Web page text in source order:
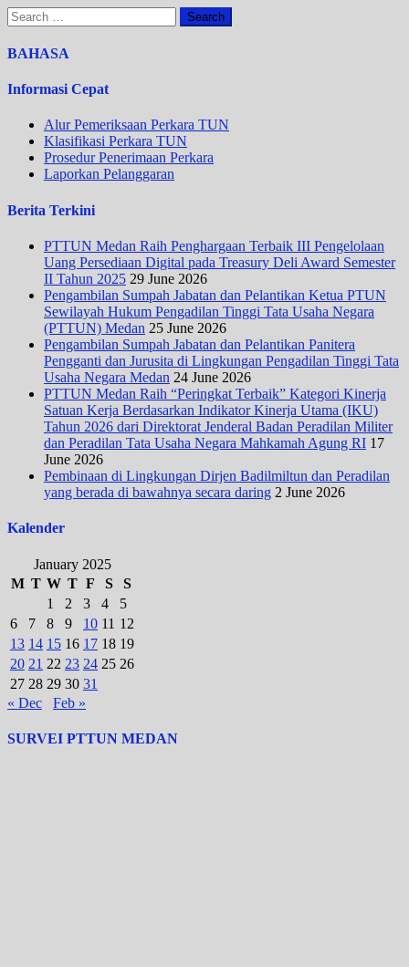
Search
for:
BAHASA
Informasi Cepat
Alur Pemeriksaan Perkara TUN
Klasifikasi Perkara TUN
Prosedur Penerimaan Perkara
Laporkan Pelanggaran
Berita Terkini
PTTUN Medan Raih Penghargaan Terbaik III Pengelolaan
Uang Persediaan Digital pada Treasury Deli Award Semester
II Tahun 2025 29 June 2026
Pengambilan Sumpah Jabatan dan Pelantikan Ketua PTUN
Sewilayah Hukum Pengadilan Tinggi Tata Usaha Negara
(PTTUN) Medan 25 June 2026
Pengambilan Sumpah Jabatan dan Pelantikan Panitera
Pengganti dan Jurusita di Lingkungan Pengadilan Tinggi Tata
Usaha Negara Medan 24 June 2026
PTTUN Medan Raih “Peringkat Terbaik” Kategori Kinerja
Satuan Kerja Berdasarkan Indikator Kinerja Utama (IKU)
Tahun 2026 dari Direktorat Jenderal Badan Peradilan Militer
dan Peradilan Tata Usaha Negara Mahkamah Agung RI 17
June 2026
Pembinaan di Lingkungan Dirjen Badilmiltun dan Peradilan
yang berada di bawahnya secara daring 2 June 2026
Kalender
January 2025
M T W T F S
S
1
2 3 4
5
6
7 8 9 10 11 12
13 14 15 16 17 18 19
20 21 22 23 24 25 26
27 28 29 30 31
« Dec
Feb »
SURVEI PTTUN MEDAN